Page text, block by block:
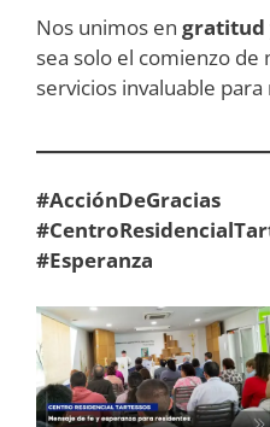
Nos unimos en gratitud
sea solo el comienzo
servicios invaluable
#AcciónDeGracias
#Esperanza